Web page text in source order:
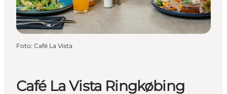
Café La Vista Ringkøbing
Foto: Café La Vista